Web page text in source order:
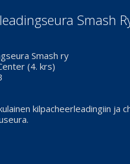
Smash
Smash ry
(4. krs)
kilpacheerleadingiin ja